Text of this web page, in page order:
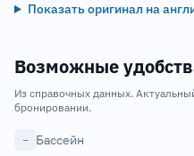
Показать оригинал на
Возможные
Из справочных данных.
бронировании.
− Бассейн